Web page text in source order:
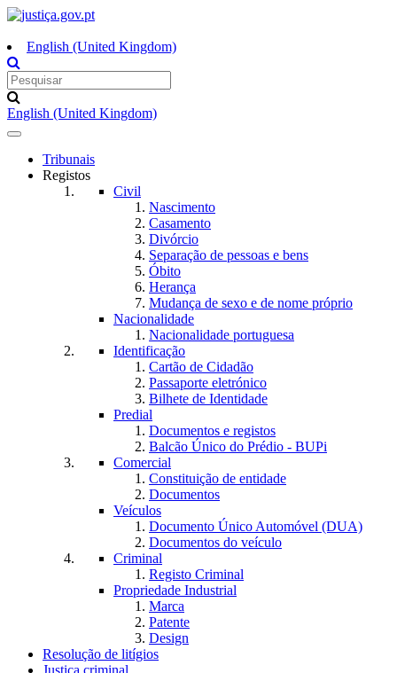
English (United Kingdom)
English (United Kingdom)
Toggle
navigationTribunais
Registos
Civil
Nascimento
Casamento
Divórcio
Separação de pessoas e bens
Óbito
Herança
Mudança de sexo e de nome próprio
Nacionalidade
Nacionalidade portuguesa
Identificação
Cartão de Cidadão
Passaporte eletrónico
Bilhete de Identidade
Predial
Documentos e registos
Balcão Único do Prédio - BUPi
Comercial
Constituição de entidade
Documentos
Veículos
Documento Único Automóvel (DUA)
Documentos do veículo
Criminal
Registo Criminal
Propriedade Industrial
Marca
Patente
Design
Resolução de litígios
Justiça criminal